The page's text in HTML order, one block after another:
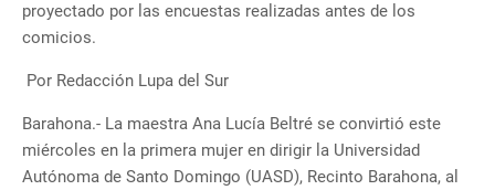
proyectado por las encuestas realizadas antes de los
comicios.
Por Redacción Lupa del Sur
Barahona.- La maestra Ana Lucía Beltré se convirtió este
miércoles en la primera mujer en dirigir la Universidad
Autónoma de Santo Domingo (UASD), Recinto Barahona, al